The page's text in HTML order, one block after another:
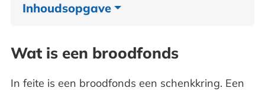
Inhoudsopgave
Wat is een broodfonds
In feite is een broodfonds een schenkkring. Een